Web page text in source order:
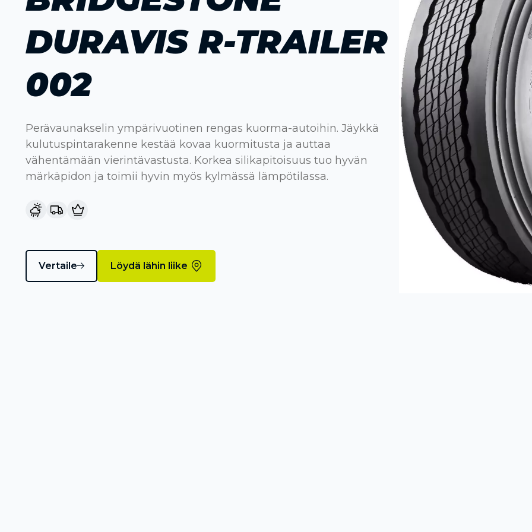
DURAVIS R-TRAILER
002
Perävaunakselin ympärivuotinen rengas kuorma-autoihin. Jäykkä
kulutuspintarakenne kestää kovaa kuormitusta ja auttaa
vähentämään vierintävastusta. Korkea silikapitoisuus tuo hyvän
märkäpidon ja toimii hyvin myös kylmässä lämpötilassa.
Vertaile Löydä lähin liike